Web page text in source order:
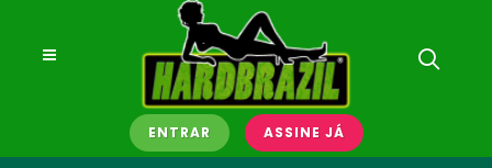
ENTRAR ASSINE JÁ